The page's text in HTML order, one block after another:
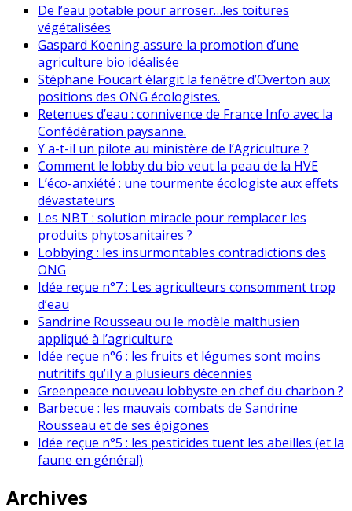
De l’eau potable pour arroser…les toitures
végétalisées
Gaspard Koening assure la promotion d’une
agriculture bio idéalisée
Stéphane Foucart élargit la fenêtre d’Overton aux
positions des ONG écologistes.
Retenues d’eau : connivence de France Info avec la
Confédération paysanne.
Y a-t-il un pilote au ministère de l’Agriculture ?
Comment le lobby du bio veut la peau de la HVE
L’éco-anxiété : une tourmente écologiste aux effets
dévastateurs
Les NBT : solution miracle pour remplacer les
produits phytosanitaires ?
Lobbying : les insurmontables contradictions des
ONG
Idée reçue n°7 : Les agriculteurs consomment trop
d’eau
Sandrine Rousseau ou le modèle malthusien
appliqué à l’agriculture
Idée reçue n°6 : les fruits et légumes sont moins
nutritifs qu’il y a plusieurs décennies
Greenpeace nouveau lobbyste en chef du charbon ?
Barbecue : les mauvais combats de Sandrine
Rousseau et de ses épigones
Idée reçue n°5 : les pesticides tuent les abeilles (et la
faune en général)
Archives